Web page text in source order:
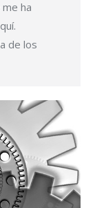
ha
de los